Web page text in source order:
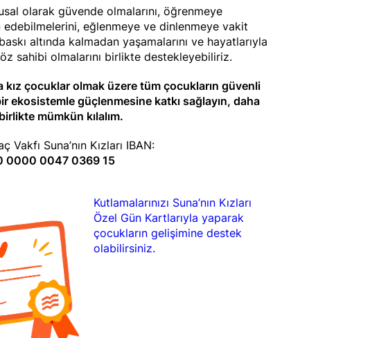
olarak güvende olmalarını, öğrenmeye
eğlenmeye ve dinlenmeye vakit
altında kalmadan yaşamalarını ve hayatlarıyla
sahibi olmalarını birlikte destekleyebiliriz.
kız çocuklar olmak üzere tüm çocukların güvenli
ekosistemle güçlenmesine katkı sağlayın, daha
mümkün kılalım.
Vakfı Suna’nın Kızları IBAN:
0000 0047 0369 15
Kutlamalarınızı Suna’nın Kızları
Özel Gün Kartlarıyla yaparak
çocukların gelişimine destek
olabilirsiniz.